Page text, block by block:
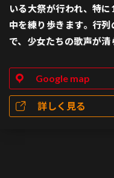
いる大祭が行われ、特
中を練り歩きます。行
で、少女たちの歌声が清
Google map
詳しく見る